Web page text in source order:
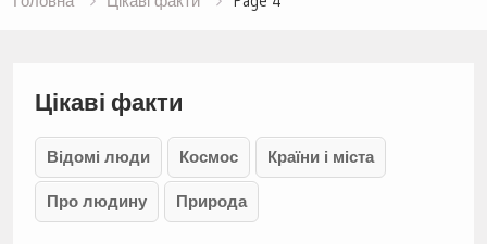
Цікаві факти
Відомі люди Космос Країни і міста
Про людину Природа